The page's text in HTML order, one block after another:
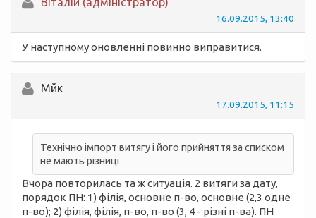
16.09.2015, 13:40
У наступному оновленні повинно виправитися.
Мйк
17.09.2015, 11:15
Технічно імпорт витягу і його прийняття за списком
не мають різниці
Вчора повторилась та ж ситуація. 2 витяги за дату,
порядок ПН: 1) філія, основне п-во, основне (2,3 одне
п-во); 2) філія, філія, п-во, п-во (3, 4 - різні п-ва). ПН